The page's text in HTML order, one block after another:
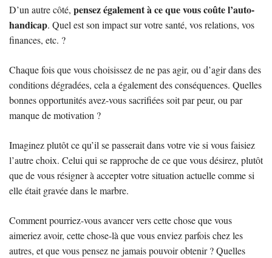
D’un autre côté, pensez également à ce que vous coûte l’auto-
handicap. Quel est son impact sur votre santé, vos relations, vos
finances, etc. ?
Chaque fois que vous choisissez de ne pas agir, ou d’agir dans des
conditions dégradées, cela a également des conséquences. Quelles
bonnes opportunités avez-vous sacrifiées soit par peur, ou par
manque de motivation ?
Imaginez plutôt ce qu’il se passerait dans votre vie si vous faisiez
l’autre choix. Celui qui se rapproche de ce que vous désirez, plutôt
que de vous résigner à accepter votre situation actuelle comme si
elle était gravée dans le marbre.
Comment pourriez-vous avancer vers cette chose que vous
aimeriez avoir, cette chose-là que vous enviez parfois chez les
autres, et que vous pensez ne jamais pouvoir obtenir ? Quelles